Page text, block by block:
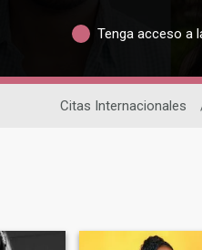
Tenga acceso a
Citas Internacionales